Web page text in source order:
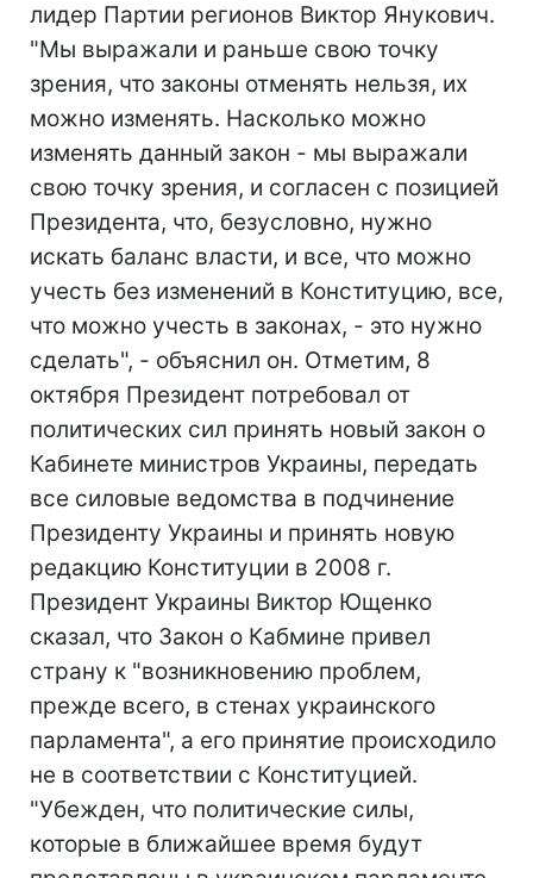
лидер Партии регионов Виктор Янукович.
"Мы выражали и раньше свою точку
зрения, что законы отменять нельзя, их
можно изменять. Насколько можно
изменять данный закон - мы выражали
свою точку зрения, и согласен с позицией
Президента, что, безусловно, нужно
искать баланс власти, и все, что можно
учесть без изменений в Конституцию, все,
что можно учесть в законах, - это нужно
сделать", - объяснил он. Отметим, 8
октября Президент потребовал от
политических сил принять новый закон о
Кабинете министров Украины, передать
все силовые ведомства в подчинение
Президенту Украины и принять новую
редакцию Конституции в 2008 г.
Президент Украины Виктор Ющенко
сказал, что Закон о Кабмине привел
страну к "возникновению проблем,
прежде всего, в стенах украинского
парламента", а его принятие происходило
не в соответствии с Конституцией.
"Убежден, что политические силы,
которые в ближайшее время будут